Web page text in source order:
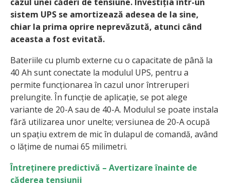
sistem UPS se amortizează adesea de la sine,
chiar la prima oprire neprevăzută, atunci când
aceasta a fost evitată.
Bateriile cu plumb externe cu o capacitate de până la
40 Ah sunt conectate la modulul UPS, pentru a
permite funcționarea în cazul unor întreruperi
prelungite. În funcție de aplicație, se pot alege
variante de 20-A sau de 40-A. Modulul se poate instala
fără utilizarea unor unelte; versiunea de 20-A ocupă
un spațiu extrem de mic în dulapul de comandă, având
o lățime de numai 65 milimetri.
Întreținere predictivă – Avertizare înainte de
căderea tensiunii